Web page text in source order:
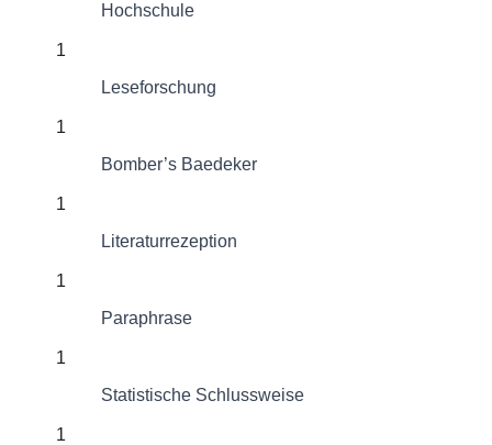
Hochschule
1
Leseforschung
1
Bomber’s Baedeker
1
Literaturrezeption
1
Paraphrase
1
Statistische Schlussweise
1